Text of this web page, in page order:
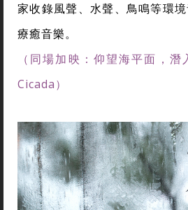
家收錄風聲、水聲、鳥鳴等環
療癒音樂。
（同場加映：仰望海平面，
Cicada）